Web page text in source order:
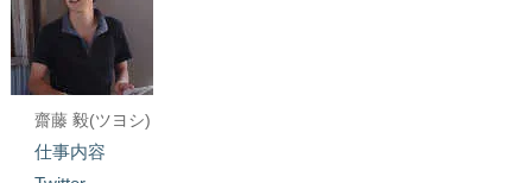
齋藤 毅(ツヨシ)
仕事内容